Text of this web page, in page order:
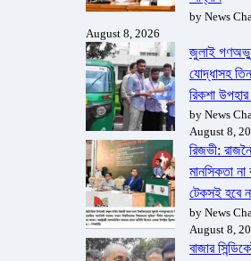
by News
August 8, 2026
জুলাই
যোদ্ধাসহ
রিকশা উপহার
by News
August 8,
রিজভী:
মানসিকতা
টেকসই হবে
by News
August 8,
বাজার